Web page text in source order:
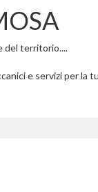
del territorio....
e servizi per la